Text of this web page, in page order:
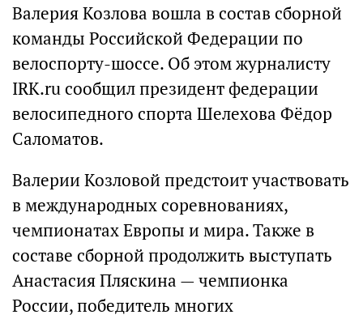
Валерия Козлова вошла в состав сборной
команды Российской Федерации по
велоспорту-шоссе. Об этом журналисту
IRK.ru сообщил президент федерации
велосипедного спорта Шелехова Фёдор
Саломатов.
Валерии Козловой предстоит участвовать
в международных соревнованиях,
чемпионатах Европы и мира. Также в
составе сборной продолжить выступать
Анастасия Пляскина — чемпионка
России, победитель многих